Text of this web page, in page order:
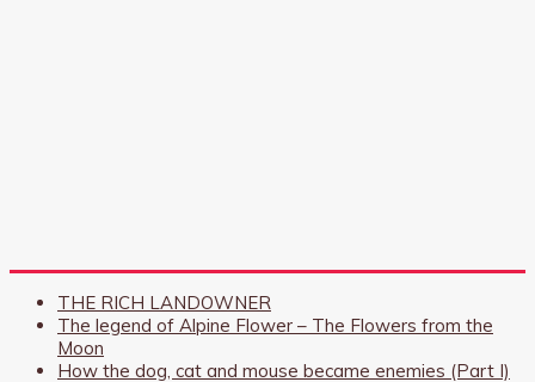
THE RICH LANDOWNER
The legend of Alpine Flower – The Flowers from the
Moon
How the dog, cat and mouse became enemies (Part I)